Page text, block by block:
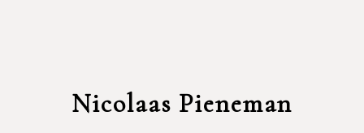
Nicolaas Pieneman